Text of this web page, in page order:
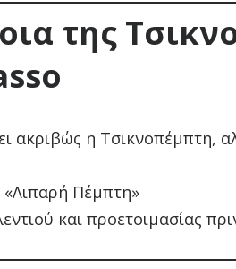
της
ακριβώς η Τσικνοπέμπτη,
«Λιπαρή Πέμπτη»
και προετοιμασίας